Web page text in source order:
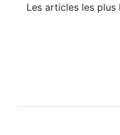
Les articles les plus